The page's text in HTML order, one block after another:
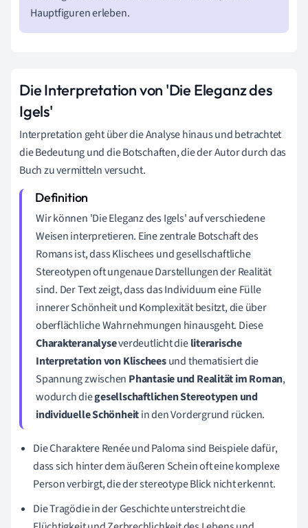
Hauptfiguren erleben.
Die Interpretation von 'Die Eleganz des
Igels'
Interpretation geht über die Analyse hinaus und betrachtet
die Bedeutung und die Botschaften, die der Autor durch das
Buch zu vermitteln versucht.
Wir können 'Die Eleganz des Igels' auf verschiedene
Weisen interpretieren. Eine zentrale Botschaft des
Romans ist, dass Klischees und gesellschaftliche
Stereotypen oft ungenaue Darstellungen der Realität
sind. Der Text zeigt, dass das Individuum eine Fülle
innerer Schönheit und Komplexität besitzt, die über
oberflächliche Wahrnehmungen hinausgeht. Diese
Charakteranalyseverdeutlicht dieliterarische
Interpretation von Klischeesund thematisiert die
Spannung zwischen Phantasie und Realität im Roman,
wodurch diegesellschaftlichen Stereotypen und
individuelle Schönheitin den Vordergrund rücken.
Die Charaktere Renée und Paloma sind Beispiele dafür,
dass sich hinter dem äußeren Schein oft eine komplexe
Person verbirgt, die der stereotype Blick nicht erkennt.
Die Tragödie in der Geschichte unterstreicht die